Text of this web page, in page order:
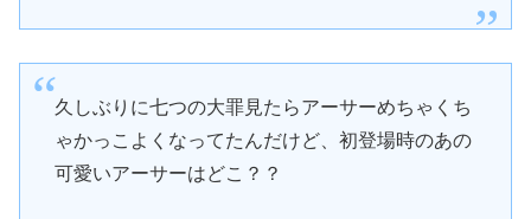
久しぶりに七つの大罪見たらアーサーめちゃくち
ゃかっこよくなってたんだけど、初登場時のあの
可愛いアーサーはどこ？？